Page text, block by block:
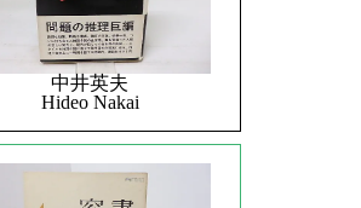
中井英夫
Hideo Nakai